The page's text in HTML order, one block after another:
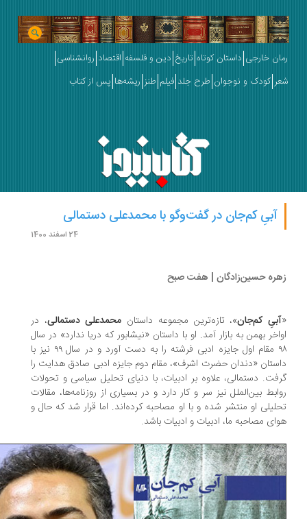
خارجی داستان کوتاه تاریخ دین و فلسفه اقتصاد روانشناسی
کودک و نوجوان طرح جلد فیلم طنز ریشه‌ها پس از کتاب
آبیِ کم‌جان در گفت‌وگو با محمد‌علی دستمالی
حسین‌زادگان | هفت صبح
کم‌جان »، تازه‌ترین مجموعه داستانمحمد‌علی دستمالی، در
بهمن به بازار آمد. او با داستان «نیشابور که دریا ندارد» در سال
۹۸ مقام اول جایزه‌ ادبی فرشته را به دست آورد و در سال ۹۹ نیز با
«دندان حضرت اشرف»، مقام دوم جایزه‌ ادبی صادق هدایت را
دستمالی، علاوه بر ادبیات، با دنیای تحلیل سیاسی و تحولات
بین‌الملل نیز سر و کار دارد و در بسیاری از روزنامه‌ها، مقالات
او منتشر شده و با او مصاحبه کرده‌اند. اما قرار شد که حال و
مصاحبه‌ ما، ادبیات و ادبیات باشد.